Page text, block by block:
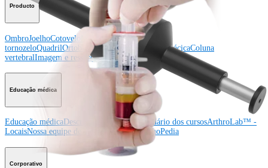
Producto
OmbroJoelhoCotovelo Mão e punhoPé e
tornozeloQuadrilOrtobiológicosCirurgia cardiotorácicaColuna
vertebralImagem e ressecção
Educação médica
Educação médicaDescrição dos cursos Calendário dos cursosArthroLab™ -
LocaisNossa equipe de educação médicaOrthoPedia
Corporativo